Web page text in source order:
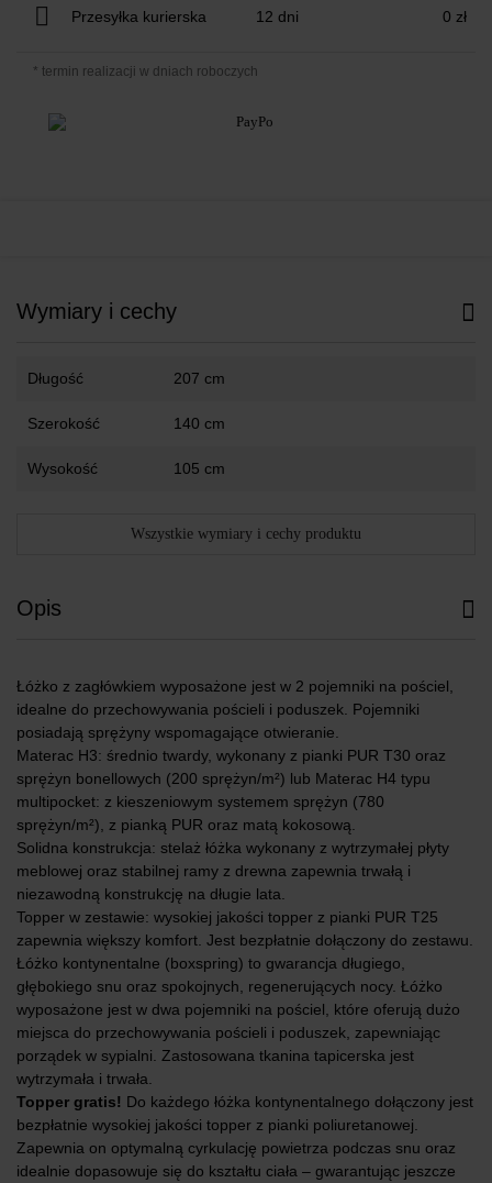
Przesyłka kurierska 12 dni 0 zł
* termin realizacji w dniach roboczych
Wymiary i cechy
Długość 207 cm
Szerokość 140 cm
Wysokość 105 cm
Wszystkie wymiary i cechy produktu
Opis
Łóżko z zagłówkiem wyposażone jest w 2 pojemniki na pościel,
idealne do przechowywania pościeli i poduszek. Pojemniki
posiadają sprężyny wspomagające otwieranie.
Materac H3: średnio twardy, wykonany z pianki PUR T30 oraz
sprężyn bonellowych (200 sprężyn/m²) lub Materac H4 typu
multipocket: z kieszeniowym systemem sprężyn (780
sprężyn/m²), z pianką PUR oraz matą kokosową.
Solidna konstrukcja: stelaż łóżka wykonany z wytrzymałej płyty
meblowej oraz stabilnej ramy z drewna zapewnia trwałą i
niezawodną konstrukcję na długie lata.
Topper w zestawie: wysokiej jakości topper z pianki PUR T25
zapewnia większy komfort. Jest bezpłatnie dołączony do zestawu.
Łóżko kontynentalne (boxspring) to gwarancja długiego,
głębokiego snu oraz spokojnych, regenerujących nocy. Łóżko
wyposażone jest w dwa pojemniki na pościel, które oferują dużo
miejsca do przechowywania pościeli i poduszek, zapewniając
porządek w sypialni. Zastosowana tkanina tapicerska jest
wytrzymała i trwała.
Topper gratis! Do każdego łóżka kontynentalnego dołączony jest
bezpłatnie wysokiej jakości topper z pianki poliuretanowej.
Zapewnia on optymalną cyrkulację powietrza podczas snu oraz
idealnie dopasowuje się do kształtu ciała – gwarantując jeszcze